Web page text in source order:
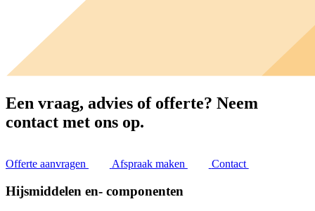
Een vraag, advies of offerte? Neem
contact met ons op.
Offerte aanvragen Afspraak maken Contact
Hijsmiddelen en- componenten